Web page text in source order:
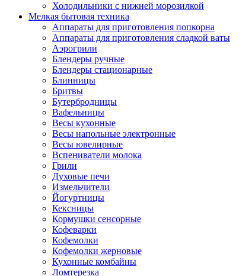
Холодильники с нижней морозилкой
Мелкая бытовая техника
Аппараты для приготовления попкорна
Аппараты для приготовления сладкой ваты
Аэрогрили
Блендеры ручные
Блендеры стационарные
Блинницы
Бритвы
Бутербродницы
Вафельницы
Весы кухонные
Весы напольные электронные
Весы ювелирные
Вспениватели молока
Грили
Духовые печи
Измельчители
Йогуртницы
Кексницы
Кормушки сенсорные
Кофеварки
Кофемолки
Кофемолки жерновые
Кухонные комбайны
Ломтерезка